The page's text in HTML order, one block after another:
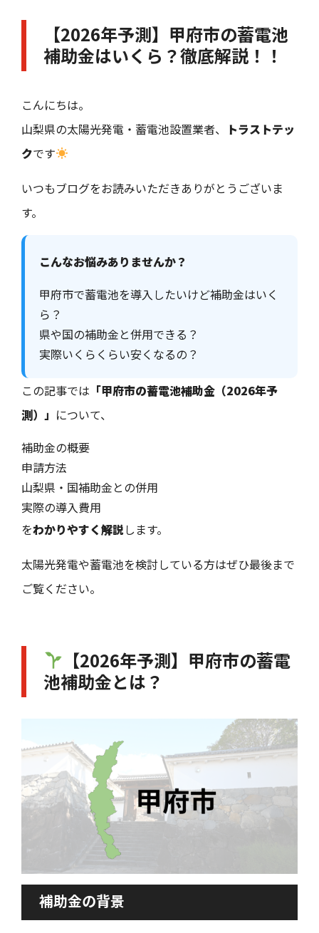
【2026年予測】甲府市の蓄電池
補助金はいくら？徹底解説！！
こんにちは。
山梨県の太陽光発電・蓄電池設置業者、
トラストテッ
クです
いつもブログをお読みいただきありがとうございま
す。
こんなお悩みありませんか？
甲府市で蓄電池を導入したいけど補助金はいく
ら？
県や国の補助金と併用できる？
実際いくらくらい安くなるの？
この記事では 「甲府市の蓄電池補助金（2026年予
測）」 について、
補助金の概要
申請方法
山梨県・国補助金との併用
実際の導入費用
をわかりやすく解説します。
太陽光発電や蓄電池を検討している方はぜひ最後まで
ご覧ください。
【2026年予測】甲府市の蓄電
池補助金とは？
補助金の背景